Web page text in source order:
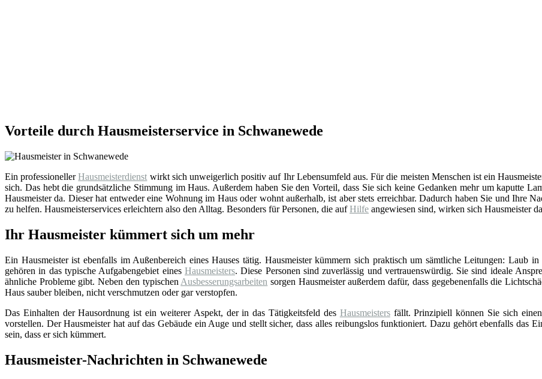
Vorteile durch Hausmeisterservice in Schwanewede
Ein professionellerHausmeisterdienst wirkt sich unweigerlich positiv auf Ihr Lebensumfeld aus. Für die meisten Menschen ist ein
sich. Das hebt die grundsätzliche Stimmung im Haus. Außerdem haben Sie den Vorteil, dass Sie sich keine Gedanken mehr um kaputte
Hausmeister da. Dieser hat entweder eine Wohnung im Haus oder wohnt außerhalb, ist aber stets erreichbar. Dadurch haben Sie und Ihre
zu helfen. Hausmeisterservices erleichtern also den Alltag. Besonders für Personen, die aufHilfe angewiesen sind, wirken sich Hausmeister
Ihr Hausmeister kümmert sich um mehr
Ein Hausmeister ist ebenfalls im Außenbereich eines Hauses tätig. Hausmeister kümmern sich praktisch um sämtliche Leitungen: Laub
gehören in das typische Aufgabengebiet eines Hausmeisters. Diese Personen sind zuverlässig und vertrauenswürdig. Sie sind ideale
ähnliche Probleme gibt. Neben den typischen Ausbesserungsarbeiten sorgen Hausmeister außerdem dafür, dass gegebenenfalls die
Haus sauber bleiben, nicht verschmutzen oder gar verstopfen.
Das Einhalten der Hausordnung ist ein weiterer Aspekt, der in das Tätigkeitsfeld des Hausmeistersfällt. Prinzipiell können Sie sich einen
vorstellen. Der Hausmeister hat auf das Gebäude ein Auge und stellt sicher, dass alles reibungslos funktioniert. Dazu gehört ebenfalls das
sein, dass er sich kümmert.
Hausmeister-Nachrichten in Schwanewede